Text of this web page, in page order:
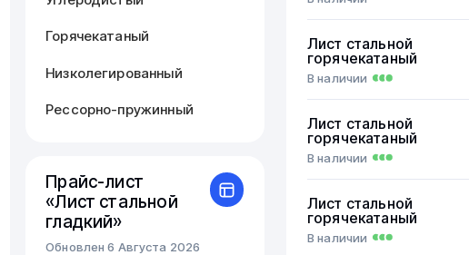
Горячекатаный
Низколегированный
Рессорно-пружинный
Прайс-лист
«Лист стальной
гладкий»
Обновлен 6 Августа 2026
Лист стальной
горячекатаный
В наличии
Лист стальной
горячекатаный
В наличии
Лист стальной
горячекатаный
В наличии